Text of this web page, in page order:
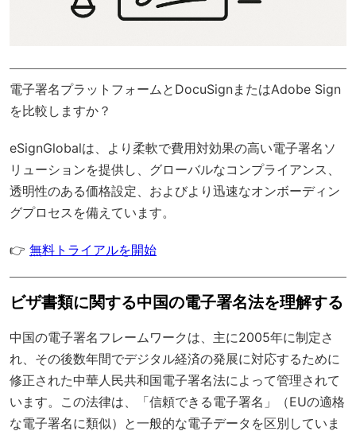
電子署名プラットフォームとDocuSignまたはAdobe Sign
を比較しますか？
eSignGlobalは、より柔軟で費用対効果の高い電子署名ソ
リューションを提供し、 グローバルなコンプライアンス
透明性のある価格設定、およびより迅速なオンボーディン
グプロセスを備えています。
👉 無料トライアルを開始
ビザ書類に関する中国の電子署名法を理解する
中国の電子署名フレームワークは、主に2005年に制定さ
れ、その後数年間でデジタル経済の発展に対応するために
修正された中華人民共和国電子署名法によって管理されて
います。この法律は、「信頼できる電子署名」（EUの適格
な電子署名に類似）と一般的な電子データを区別していま